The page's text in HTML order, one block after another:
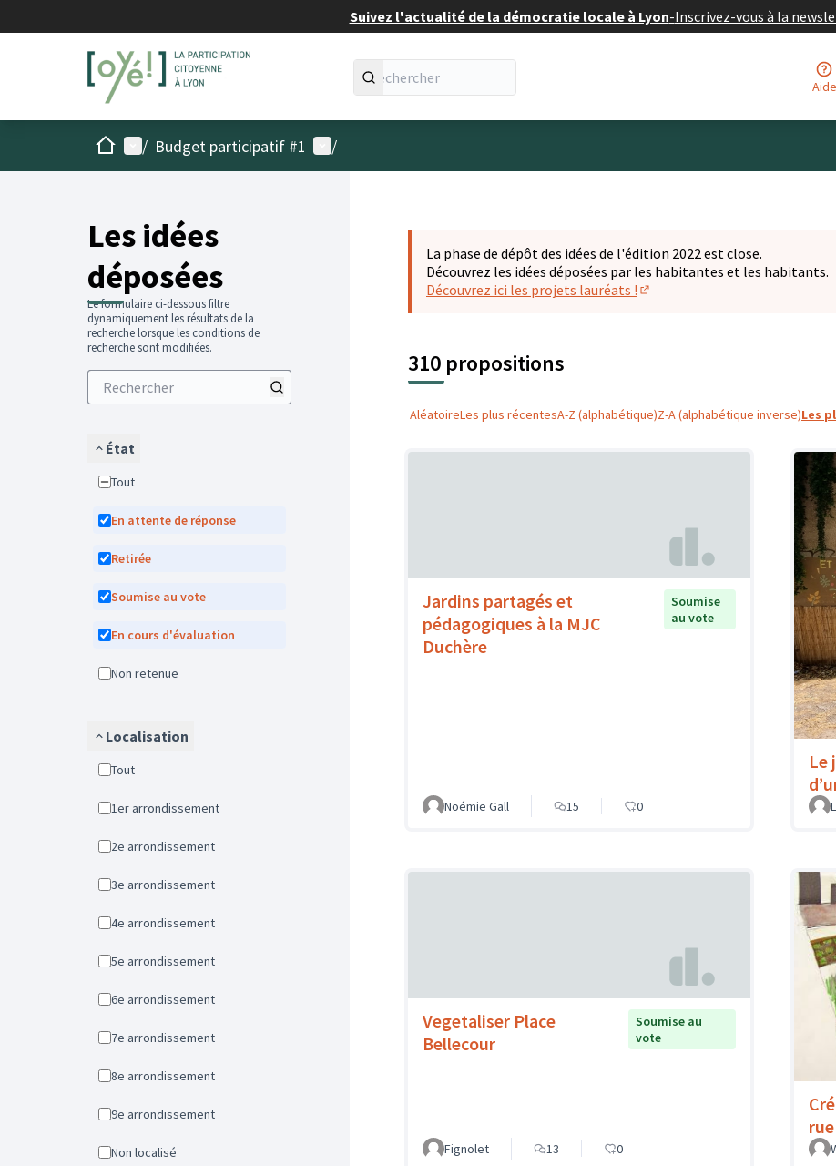
Suivez l'actualité de la démocratie locale à Lyon-Inscrivez-vous à la
Aide
AccueilMenu principal
/ Budget participatif #1 Menu utilisateur
/
Les idées
déposées
Le formulaire ci-dessous filtre
dynamiquement les résultats de la
recherche lorsque les conditions de
recherche sont modifiées.
État
Tout
En attente de réponse
Retirée
Soumise au vote
En cours d'évaluation
Non retenue
Localisation
Tout
1er arrondissement
2e arrondissement
3e arrondissement
4e arrondissement
5e arrondissement
6e arrondissement
7e arrondissement
8e arrondissement
9e arrondissement
Non localisé
La phase de dépôt des idées de l'édition 2022 est close.
Découvrez les idées déposées par les habitantes et les habitants.
Découvrez ici les projets lauréats !
310 propositions
AléatoireLes plus récentesA-Z (alphabétique)Z-A (alphabétique inverse)Les
Jardins partagés et
pédagogiques à la MJC
Duchère
Soumise
au vote
Noémie Gall 15 0
Le
Vegetaliser Place
Bellecour
Soumise au
vote
Fignolet 13 0